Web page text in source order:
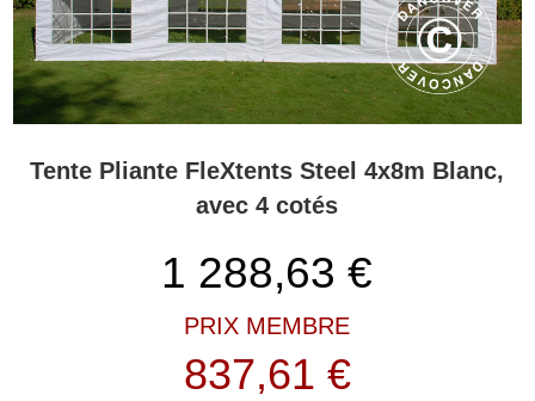
Tente Pliante FleXtents Steel 4x8m Blanc,
avec 4 cotés
1 288,63 €
PRIX MEMBRE
837,61 €